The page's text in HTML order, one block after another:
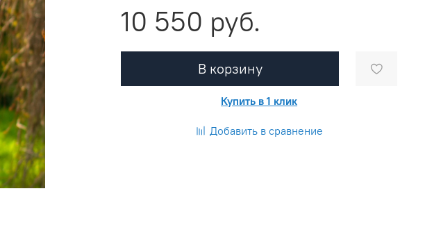
10 550 руб.
В корзину
Купить в 1 клик
Добавить в сравнение